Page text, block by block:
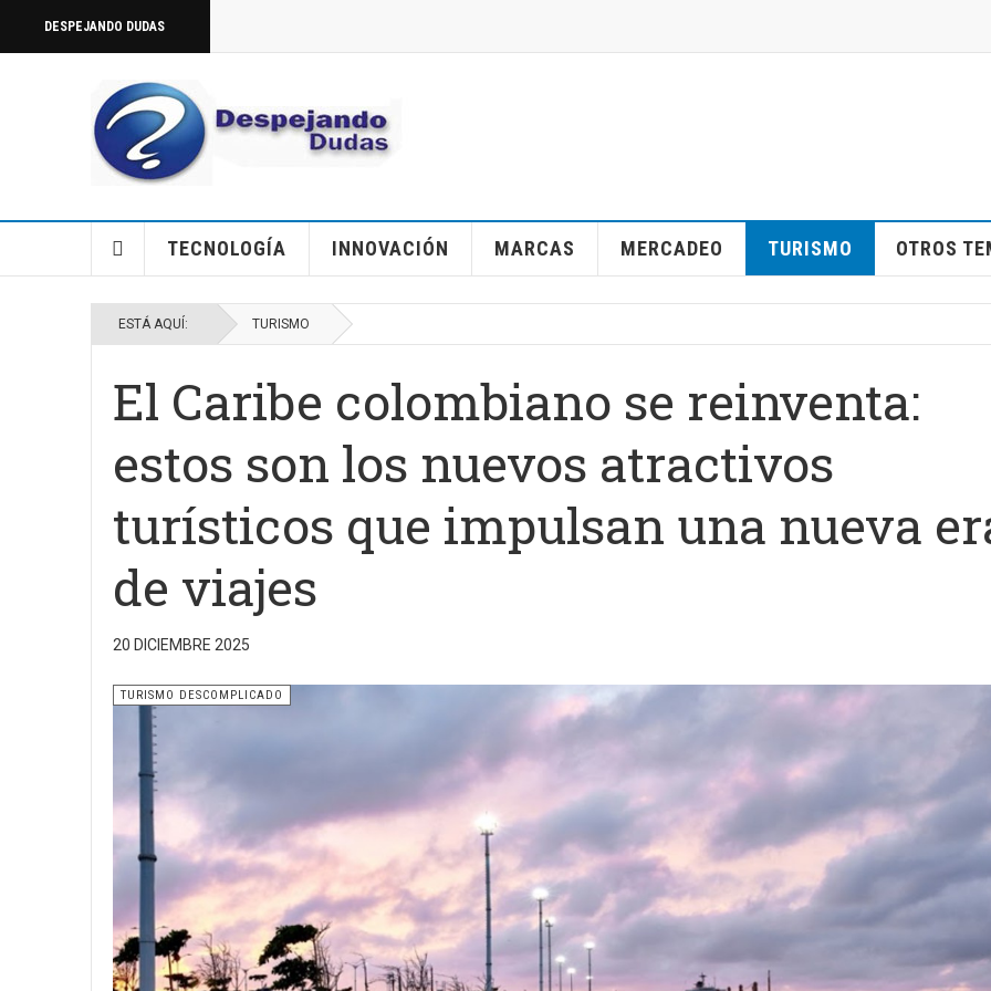
DESPEJANDO DUDAS
TECNOLOGÍA INNOVACIÓN MARCAS MERCADEO TURISMO OTROS
ESTÁ AQUÍ: TURISMO
El Caribe colombiano se reinventa:
estos son los nuevos atractivos
turísticos que impulsan una nueva
de viajes
20 DICIEMBRE 2025
TURISMO DESCOMPLICADO